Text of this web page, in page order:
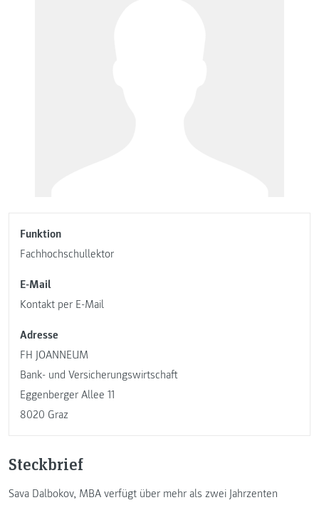
Funktion
Fachhochschullektor
E-Mail
Kontakt per E-Mail
Adresse
FH JOANNEUM
Bank- und Versicherungswirtschaft
Eggenberger Allee 11
8020 Graz
Steckbrief
Sava Dalbokov, MBA verfügt über mehr als zwei Jahrzenten